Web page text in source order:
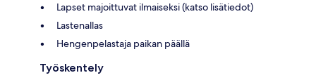
Lapset majoittuvat ilmaiseksi (katso lisätiedot)
Lastenallas
Hengenpelastaja paikan päällä
Työskentely